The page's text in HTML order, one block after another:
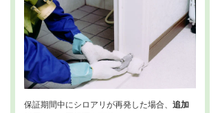
保証期間中にシロアリが再発した場合、 追加